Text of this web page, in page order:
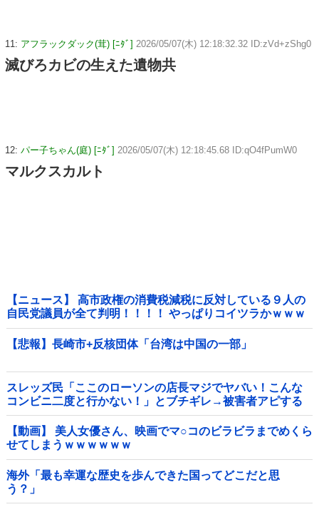
11: アフラックダック(茸) [ﾆﾀﾞ] 2026/05/07(木) 12:18:32.32 ID:zVd+zShg0
滅びろカビの生えた遺物共
12: パー子ちゃん(庭) [ﾆﾀﾞ] 2026/05/07(木) 12:18:45.68 ID:qO4fPumW0
マルクスカルト
【ニュース】 高市政権の消費税減税に反対している９人の
自民党議員が全て判明！！！！ やっぱりコイツラかｗｗｗ
ｗｗ
【悲報】長崎市+反核団体「台湾は中国の一部」
スレッズ民「ここのローソンの店長マジでヤバい！こんな
コンビニ二度と行かない！」とブチギレ→被害者アピする
も「ヤバイのはお前だよ」とツッコミ殺到ｗｗｗｗｗｗｗ
他
【動画】 美人女優さん、映画でマ○コのビラビラまでめくら
せてしまうｗｗｗｗｗｗ
海外「最も幸運な歴史を歩んできた国ってどこだと思
う？」